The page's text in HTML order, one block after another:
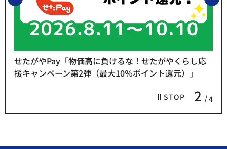
STOP 2 4
せたがやPay「物価高に負けるな！せたがやくらし応
援キャンペーン第2弾（最大10％ポイント還元）」